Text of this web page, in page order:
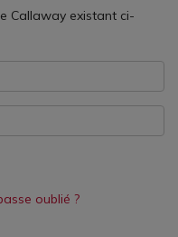
Callaway existant ci-
oublié ?